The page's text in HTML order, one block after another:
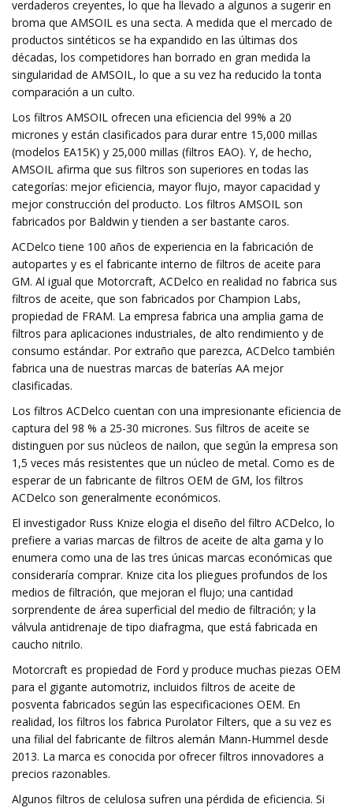
verdaderos creyentes, lo que ha llevado a algunos a sugerir en
broma que AMSOIL es una secta. A medida que el mercado de
productos sintéticos se ha expandido en las últimas dos
décadas, los competidores han borrado en gran medida la
singularidad de AMSOIL, lo que a su vez ha reducido la tonta
comparación a un culto.
Los filtros AMSOIL ofrecen una eficiencia del 99% a 20
micrones y están clasificados para durar entre 15,000 millas
(modelos EA15K) y 25,000 millas (filtros EAO). Y, de hecho,
AMSOIL afirma que sus filtros son superiores en todas las
categorías: mejor eficiencia, mayor flujo, mayor capacidad y
mejor construcción del producto. Los filtros AMSOIL son
fabricados por Baldwin y tienden a ser bastante caros.
ACDelco tiene 100 años de experiencia en la fabricación de
autopartes y es el fabricante interno de filtros de aceite para
GM. Al igual que Motorcraft, ACDelco en realidad no fabrica sus
filtros de aceite, que son fabricados por Champion Labs,
propiedad de FRAM. La empresa fabrica una amplia gama de
filtros para aplicaciones industriales, de alto rendimiento y de
consumo estándar. Por extraño que parezca, ACDelco también
fabrica una de nuestras marcas de baterías AA mejor
clasificadas.
Los filtros ACDelco cuentan con una impresionante eficiencia de
captura del 98 % a 25-30 micrones. Sus filtros de aceite se
distinguen por sus núcleos de nailon, que según la empresa son
1,5 veces más resistentes que un núcleo de metal. Como es de
esperar de un fabricante de filtros OEM de GM, los filtros
ACDelco son generalmente económicos.
El investigador Russ Knize elogia el diseño del filtro ACDelco, lo
prefiere a varias marcas de filtros de aceite de alta gama y lo
enumera como una de las tres únicas marcas económicas que
consideraría comprar. Knize cita los pliegues profundos de los
medios de filtración, que mejoran el flujo; una cantidad
sorprendente de área superficial del medio de filtración; y la
válvula antidrenaje de tipo diafragma, que está fabricada en
caucho nitrilo.
Motorcraft es propiedad de Ford y produce muchas piezas OEM
para el gigante automotriz, incluidos filtros de aceite de
posventa fabricados según las especificaciones OEM. En
realidad, los filtros los fabrica Purolator Filters, que a su vez es
una filial del fabricante de filtros alemán Mann-Hummel desde
2013. La marca es conocida por ofrecer filtros innovadores a
precios razonables.
Algunos filtros de celulosa sufren una pérdida de eficiencia. Si